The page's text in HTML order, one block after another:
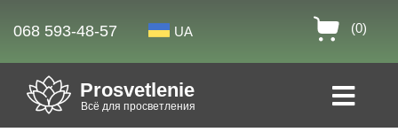
068 593-48-57 UA (0)
Prosvetlenie
Всё для просветления